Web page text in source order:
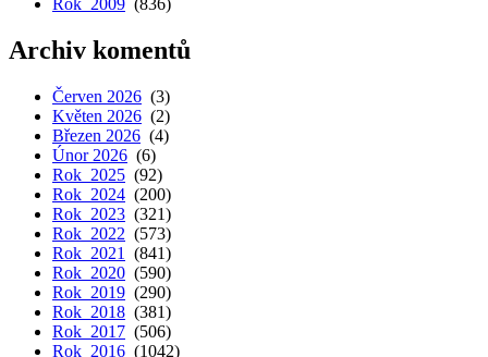
Rok 2009 (836)
Archiv komentů
Červen 2026 (3)
Květen 2026 (2)
Březen 2026 (4)
Únor 2026 (6)
Rok 2025 (92)
Rok 2024 (200)
Rok 2023 (321)
Rok 2022 (573)
Rok 2021
(841)
Rok 2020 (590)
Rok 2019 (290)
Rok 2018 (381)
Rok 2017 (506)
Rok 2016 (1042)